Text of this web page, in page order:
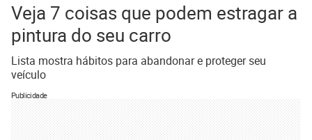
Veja 7 coisas que podem estragar a
pintura do seu carro
Lista mostra hábitos para abandonar e proteger seu
veículo
Publicidade